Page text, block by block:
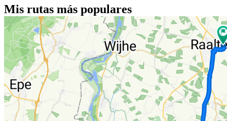
Mis rutas más populares